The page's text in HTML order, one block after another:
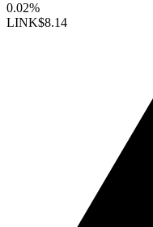
0.02%
LINK$8.14